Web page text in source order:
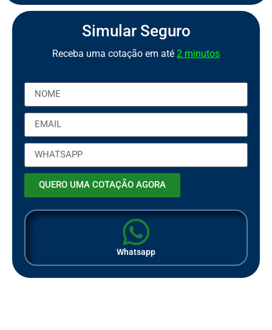
Simular Seguro
Receba uma cotação em até 2 minutos
QUERO UMA COTAÇÃO AGORA
Whatsapp